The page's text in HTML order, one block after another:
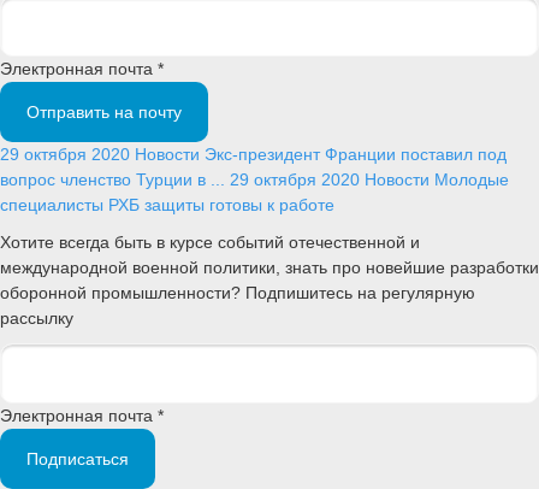
Электронная почта *
Отправить на почту
29 октября 2020 Новости Экс-президент Франции поставил под
вопрос членство Турции в ... 29 октября 2020 Новости Молодые
специалисты РХБ защиты готовы к работе
Хотите всегда быть в курсе событий отечественной и
международной военной политики, знать про новейшие разработки
оборонной промышленности? Подпишитесь на регулярную
рассылку
Электронная почта *
Подписаться